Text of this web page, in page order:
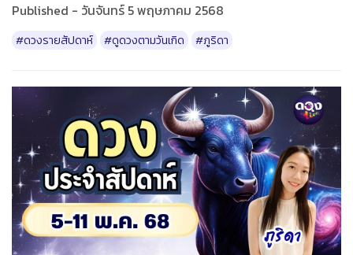
Published - วันจันทร์ 5 พฤษภาคม 2568
#ดวงรายสัปดาห์ #ดูดวงตามวันเกิด #ภูริดา